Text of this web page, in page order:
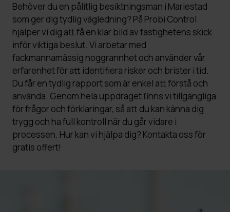
Behöver du en pålitlig besiktningsman i Mariestad
som ger dig tydlig vägledning? På Probi Control
hjälper vi dig att få en klar bild av fastighetens skick
inför viktiga beslut. Vi arbetar med
fackmannamässig noggrannhet och använder vår
erfarenhet för att identifiera risker och brister i tid.
Du får en tydlig rapport som är enkel att förstå och
använda. Genom hela uppdraget finns vi tillgängliga
för frågor och förklaringar, så att du kan känna dig
trygg och ha full kontroll när du går vidare i
processen. Hur kan vi hjälpa dig? Kontakta oss för
gratis offert!